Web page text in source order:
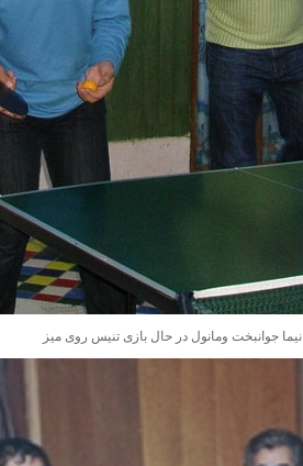
نیما جوانبخت ومانول در حال بازی تنیس روی میز